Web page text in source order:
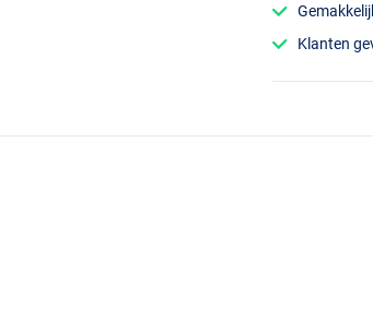
Klanten